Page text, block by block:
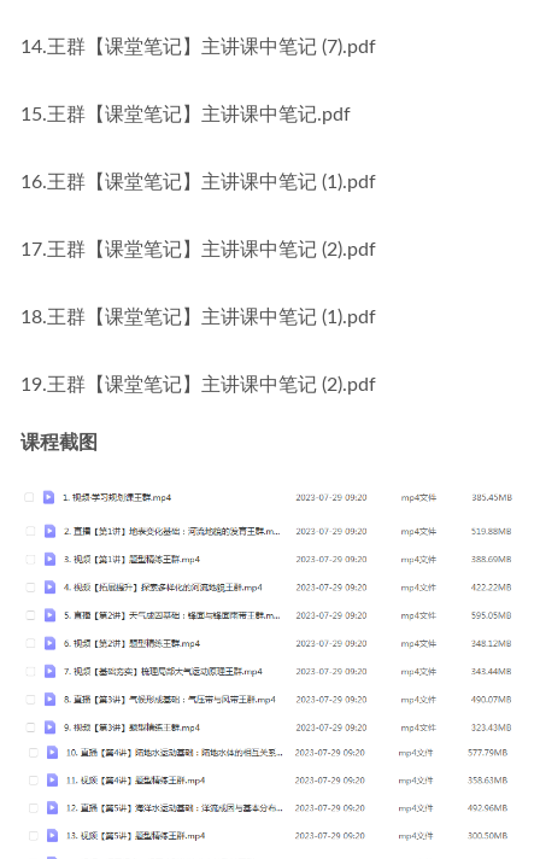
14.王群【课堂笔记】主讲课中笔记 (7).pdf
15.王群【课堂笔记】主讲课中笔记.pdf
16.王群【课堂笔记】主讲课中笔记 (1).pdf
17.王群【课堂笔记】主讲课中笔记 (2).pdf
18.王群【课堂笔记】主讲课中笔记 (1).pdf
19.王群【课堂笔记】主讲课中笔记 (2).pdf
课程截图